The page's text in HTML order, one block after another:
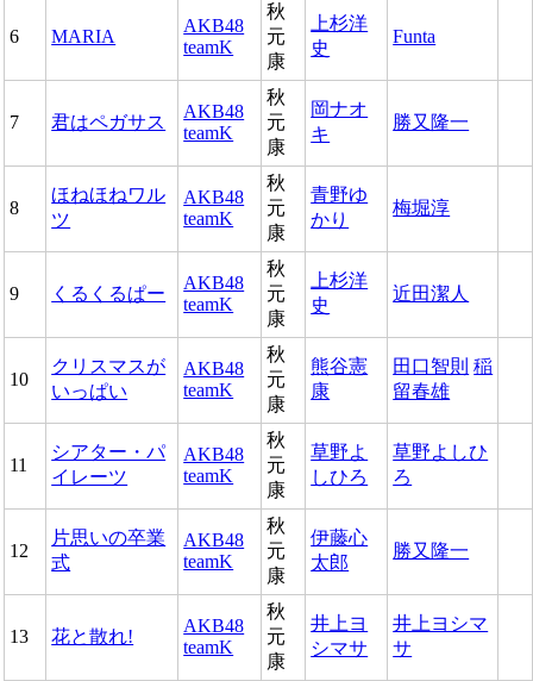
6 MARIA
AKB48
teamK
秋
元
康
上杉洋
史
Funta
7 君はペガサス
AKB48
teamK
秋
元
康
岡ナオ
キ
勝又隆一
8
ほねほねワル
ツ
AKB48
teamK
秋
元
康
青野ゆ
かり
梅堀淳
9 くるくるぱー
AKB48
teamK
秋
元
康
上杉洋
史
近田潔人
10
クリスマスが
いっぱい
AKB48
teamK
秋
元
康
熊谷憲
康
田口智則 稲
留春雄
11
シアター・パ
イレーツ
AKB48
teamK
秋
元
康
草野よ
しひろ
草野よしひ
ろ
12
片思いの卒業
式
AKB48
teamK
秋
元
康
伊藤心
太郎
勝又隆一
13 花と散れ!
AKB48
teamK
秋
元
康
井上ヨ
シマサ
井上ヨシマ
サ